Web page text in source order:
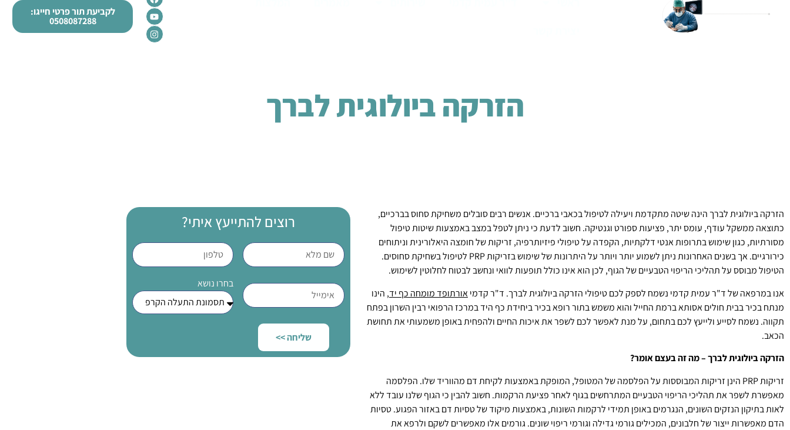
לקביעת תור פרטי חייגו:
0508087288
הזרקה ביולוגית לברך
הזרקה ביולוגית לברך הינה שיטה מתקדמת ויעילה לטיפול בכאבי ברכיים. אנשים רבים סובלים משחיקת סחוס בברכיים,
כתוצאה ממשקל עודף, עומס יתר, פציעות ספורט וגנטיקה. חשוב לדעת כי ניתן לטפל במצב באמצעות שיטות טיפול
מסורתיות, כגון שימוש בתרופות אנטי דלקתיות, הקפדה על טיפולי פיזיותרפיה, זריקות של חומצה היאלורינית וניתוחים
כירורגיים. אך בשנים האחרונות ניתן לשמוע יותר ויותר על היתרונות של שימוש בזריקות PRP לטיפול בשחיקת סחוסים.
הטיפול מבוסס על תהליכי הריפוי הטבעיים של הגוף, לכן הוא אינו כולל תופעות לוואי ונחשב לבטוח לחלוטין לשימוש.
אנו במרפאה של ד"ר עמית קדמי נשמח לספק לכם טיפולי הזרקה ביולוגית לברך. ד"ר קדמיאורתופד מומחה כף יד, הינו
מנתח בכיר בבית חולים אסותא ברמת החייל והוא משמש בתור רופא בכיר ביחידת כף היד במרכז הרפואי רבין השרון בפתח
תקווה. נשמח לסייע ולייעץ לכם בתחום, על מנת לאפשר לכם לשפר את איכות החיים ולהפחית באופן משמעותי את תחושת
הכאב.
הזרקה ביולוגית לברך – מה זה בעצם אומר?
זריקות PRP הינן זריקות המבוססות על הפלסמה של המטופל, המופקת באמצעות לקיחת דם מהווריד שלו. הפלסמה
מאפשרת לשפר את תהליכי הריפוי הטבעיים המתרחשים בגוף לאחר פציעת הרקמות. חשוב להבין כי הגוף שלנו עובד ללא
לאות בתיקון הנזקים השונים, הנגרמים באופן תמידי לרקמות השונות, באמצעות מיקוד של טסיות דם באזור הפגוע. טסיות
הדם מאפשרות ייצור של חלבונים, המכילים גורמי גדילה וגורמי ריפוי שונים. גורמים אלו מאפשרים לשקם ולרפא את
רוצים להתייעץ איתי?
בחרו נושא
שליחה >>